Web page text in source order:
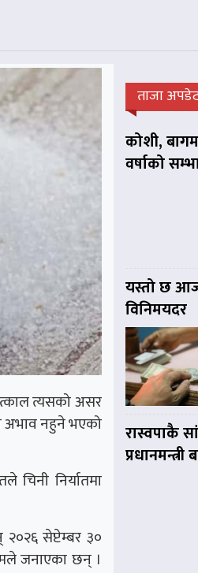
त्यसको असर
अभाव नहुने भएको
निर्यातमा
सेप्टेम्बर ३०
जनाएका छन् ।
ताजा
कोशी,
वर्षाको
यस्तो छ आज
विनिमयदर
रास्वपाकै